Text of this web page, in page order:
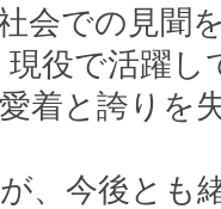
会での見聞
役で活躍し
着と誇りを
、今後とも